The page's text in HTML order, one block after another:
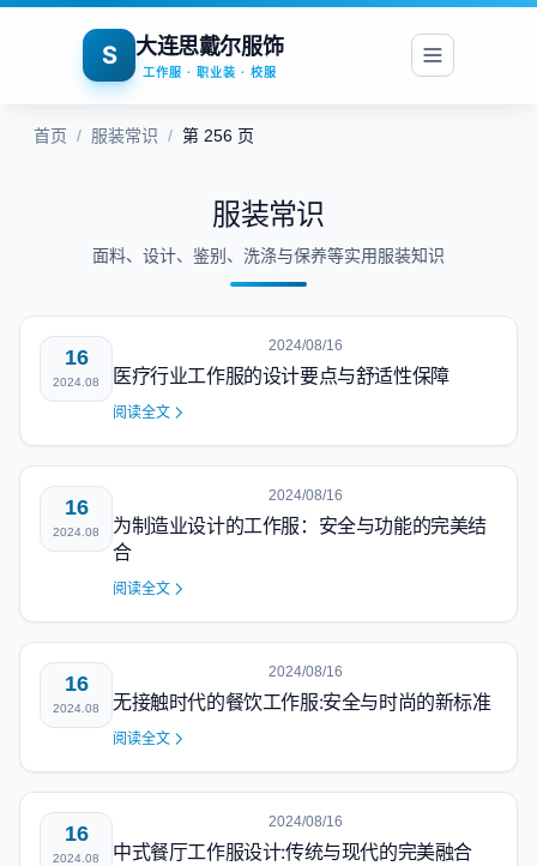
S 大连思戴尔服饰
工作服 · 职业装 · 校服
首页 / 服装常识 / 第 256 页
服装常识
面料、设计、鉴别、洗涤与保养等实用服装知识
16
2024.08
2024/08/16
医疗行业工作服的设计要点与舒适性保障
阅读全文
16
2024.08
2024/08/16
为制造业设计的工作服：安全与功能的完美结
合
阅读全文
16
2024.08
2024/08/16
无接触时代的餐饮工作服:安全与时尚的新标准
阅读全文
16
2024.08
2024/08/16
中式餐厅工作服设计:传统与现代的完美融合